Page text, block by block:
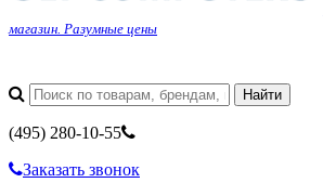
магазин. Разумные цены
(495) 280-10-55
Заказать звонок